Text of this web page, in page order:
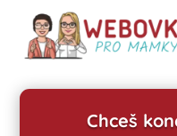
Chceš